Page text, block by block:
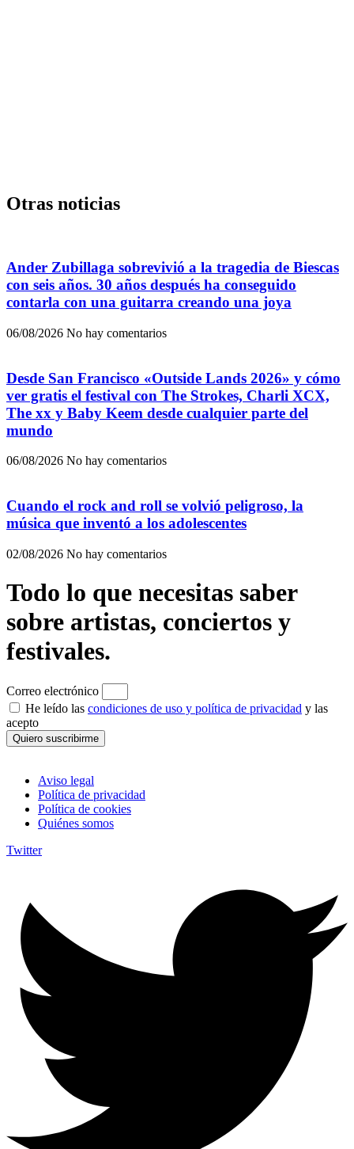
Otras noticias
Ander Zubillaga sobrevivió a la tragedia de Biescas
con seis años. 30 años después ha conseguido
contarla con una guitarra creando una joya
06/08/2026 No hay comentarios
Desde San Francisco «Outside Lands 2026» y cómo
ver gratis el festival con The Strokes, Charli XCX,
The xx y Baby Keem desde cualquier parte del
mundo
06/08/2026 No hay comentarios
Cuando el rock and roll se volvió peligroso, la
música que inventó a los adolescentes
02/08/2026 No hay comentarios
Todo lo que necesitas saber
sobre artistas, conciertos y
festivales.
Correo electrónico
He leído las condiciones de uso y política de privacidad y las
acepto
Quiero suscribirme
Aviso legal
Política de privacidad
Política de cookies
Quiénes somos
Twitter